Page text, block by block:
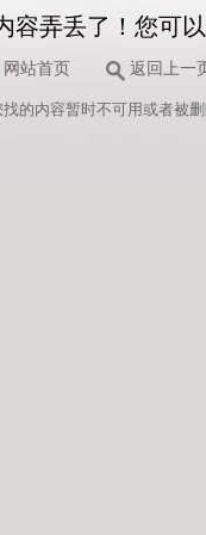
容弄丢了！您可
网站首页 返回上一
的内容暂时不可用或者被删